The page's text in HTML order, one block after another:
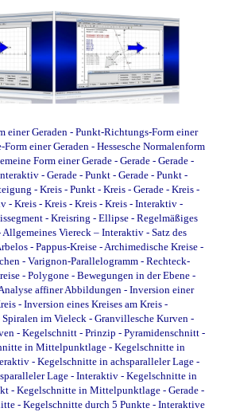
einer Geraden- Punkt-Richtungs-Form einer
Form einer Geraden - Hessesche Normalenform
Form einer Gerade - Gerade - Gerade -
- Gerade - Punkt - Gerade - Punkt -
- Kreis - Punkt - Kreis - Gerade - Kreis -
- Kreis - Kreis- Kreis - Kreis - Interaktiv-
- Kreisring - Ellipse- Regelmäßiges
Allgemeines Viereck – Interaktiv- Satz des
- Pappus-Kreise-Archimedische Kreise-
- Varignon-Parallelogramm - Rechteck-
- Polygone- Bewegungen in der Ebene-
affiner Abbildungen- Inversion einer
- Inversion eines Kreises am Kreis -
Spiralen im Vieleck - Granvillesche Kurven -
- Kegelschnitt - Prinzip - Pyramidenschnitt -
in Mittelpunktlage- Kegelschnitte in
- Kegelschnitte in achsparalleler Lage -
Lage - Interaktiv- Kegelschnitte in
- Kegelschnitte in Mittelpunktlage - Gerade-
- Kegelschnitte durch 5 Punkte - Interaktive